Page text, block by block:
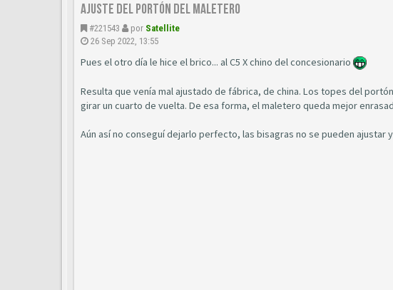
Ajuste del portón del maletero
#221543 por Satellite
26 Sep 2022, 13:55
Pues el otro día le hice el brico... al C5 X chino del concesionario
Resulta que venía mal ajustado de fábrica, de china. Los topes del
girar un cuarto de vuelta. De esa forma, el maletero queda mejor
Aún así no conseguí dejarlo perfecto, las bisagras no se pueden ajustar